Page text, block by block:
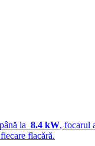
la 8.4 kW, focarul
flacără.